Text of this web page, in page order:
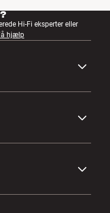
Hi-Fi eksperter eller
hjælp